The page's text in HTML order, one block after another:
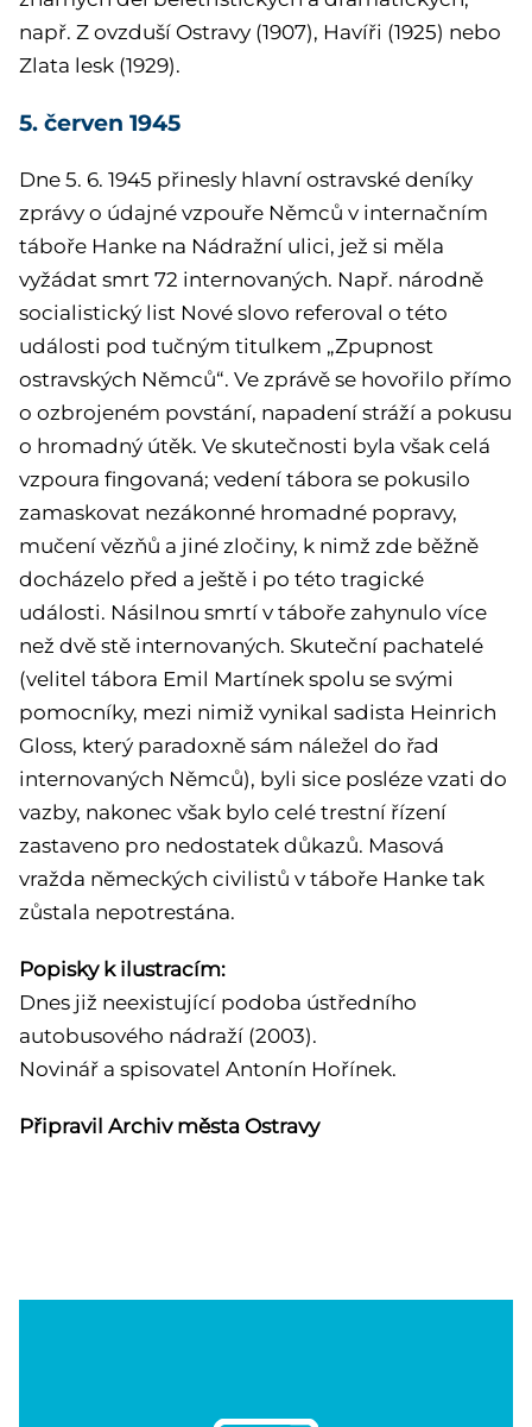
např. Z ovzduší Ostravy (1907), Havíři (1925) nebo
Zlata lesk (1929).
5. červen 1945
Dne 5. 6. 1945 přinesly hlavní ostravské deníky
zprávy o údajné vzpouře Němců v internačním
táboře Hanke na Nádražní ulici, jež si měla
vyžádat smrt 72 internovaných. Např. národně
socialistický list Nové slovo referoval o této
události pod tučným titulkem „Zpupnost
ostravských Němců“. Ve zprávě se hovořilo přímo
o ozbrojeném povstání, napadení stráží a pokusu
o hromadný útěk. Ve skutečnosti byla však celá
vzpoura fingovaná; vedení tábora se pokusilo
zamaskovat nezákonné hromadné popravy,
mučení vězňů a jiné zločiny, k nimž zde běžně
docházelo před a ještě i po této tragické
události. Násilnou smrtí v táboře zahynulo více
než dvě stě internovaných. Skuteční pachatelé
(velitel tábora Emil Martínek spolu se svými
pomocníky, mezi nimiž vynikal sadista Heinrich
Gloss, který paradoxně sám náležel do řad
internovaných Němců), byli sice posléze vzati do
vazby, nakonec však bylo celé trestní řízení
zastaveno pro nedostatek důkazů. Masová
vražda německých civilistů v táboře Hanke tak
zůstala nepotrestána.
Popisky k ilustracím:
Dnes již neexistující podoba ústředního
autobusového nádraží (2003).
Novinář a spisovatel Antonín Hořínek.
Připravil Archiv města Ostravy